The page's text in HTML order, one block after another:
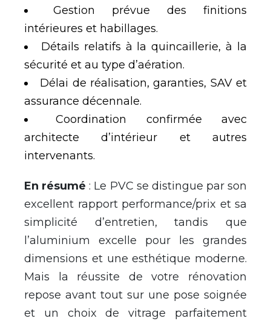
Gestion prévue des finitions
intérieures et habillages.
Détails relatifs à la quincaillerie, à la
sécurité et au type d’aération.
Délai de réalisation, garanties, SAV et
assurance décennale.
Coordination confirmée avec
architecte d’intérieur et autres
intervenants.
En résumé : Le PVC se distingue par son
excellent rapport performance/prix et sa
simplicité d’entretien, tandis que
l’aluminium excelle pour les grandes
dimensions et une esthétique moderne.
Mais la réussite de votre rénovation
repose avant tout sur une pose soignée
et un choix de vitrage parfaitement